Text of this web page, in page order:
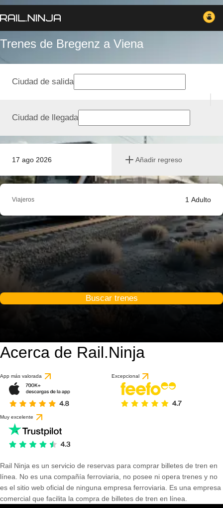
Trenes de Bregenz a Viena
17 ago 2026 Añadir regreso
Ciudad de salida
Ciudad de llegada
Viajeros 1 Adulto
Buscar trenes
Acerca de Rail.Ninja
App más valorada Excepcional
Muy excelente
Rail Ninja es un servicio de reservas para comprar billetes de tren en
línea. No es una compañía ferroviaria, no posee ni opera trenes y no
es el sitio web oficial de ninguna empresa ferroviaria. Es una empresa
comercial que facilita la compra de billetes de tren en línea.